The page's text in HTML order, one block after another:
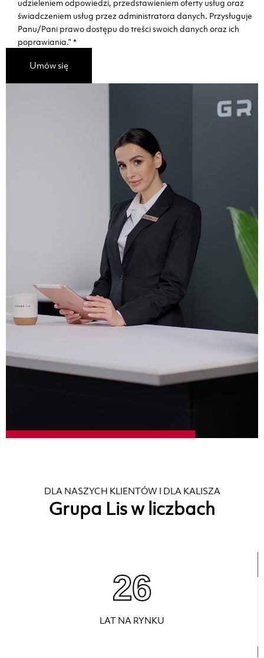
udzieleniem odpowiedzi, przedstawieniem oferty usług oraz
świadczeniem usług przez administratora danych. Przysługuje
Panu/Pani prawo dostępu do treści swoich danych oraz ich
poprawiania.” *
Umów się
DLA NASZYCH KLIENTÓW I DLA KALISZA
Grupa Lis w liczbach
26
LAT NA RYNKU